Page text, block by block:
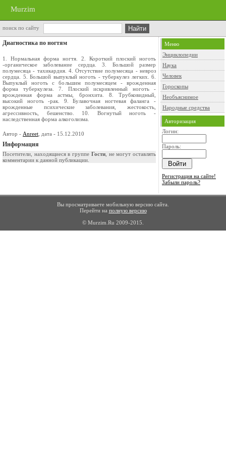
Murzim
поиск по сайту
Диагностика по ногтям
1. Нормальная форма ногтя. 2. Короткий плоский ноготь
-органическое заболевание сердца. 3. Большой размер
полумесяца - тахикардия. 4. Отсутствие полумесяца - невроз
сердца. 5. Большой выпуклый ноготь - туберкулез легких. 6.
Выпуклый ноготь с большим полумесяцем - врожденная
форма туберкулеза. 7. Плоский искривленный ноготь -
врожденная форма астмы, бронхита. 8. Трубковидный,
высокий ноготь -рак. 9. Булавочная ногтевая фаланга -
врожденные психические заболевания, жестокость,
агрессивность, бешенство. 10. Вогнутый ноготь -
наследственная форма алкоголизма.
Автор - Anreet , дата - 15.12.2010
Информация
Посетители, находящиеся в группе Гости, не могут оставлять
комментарии к данной публикации.
Меню
Энциклопедии
Наука
Человек
Гороскопы
Необъяснимое
Народные средства
Авторизация
Логин:
Пароль:
Регистрация на сайте!
Забыли пароль?
Вы просматриваете мобильную версию сайта.
Перейти на полную версию
© Murzim.Ru 2009-2015.